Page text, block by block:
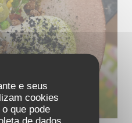
e seus
cookies
que pode
de dados